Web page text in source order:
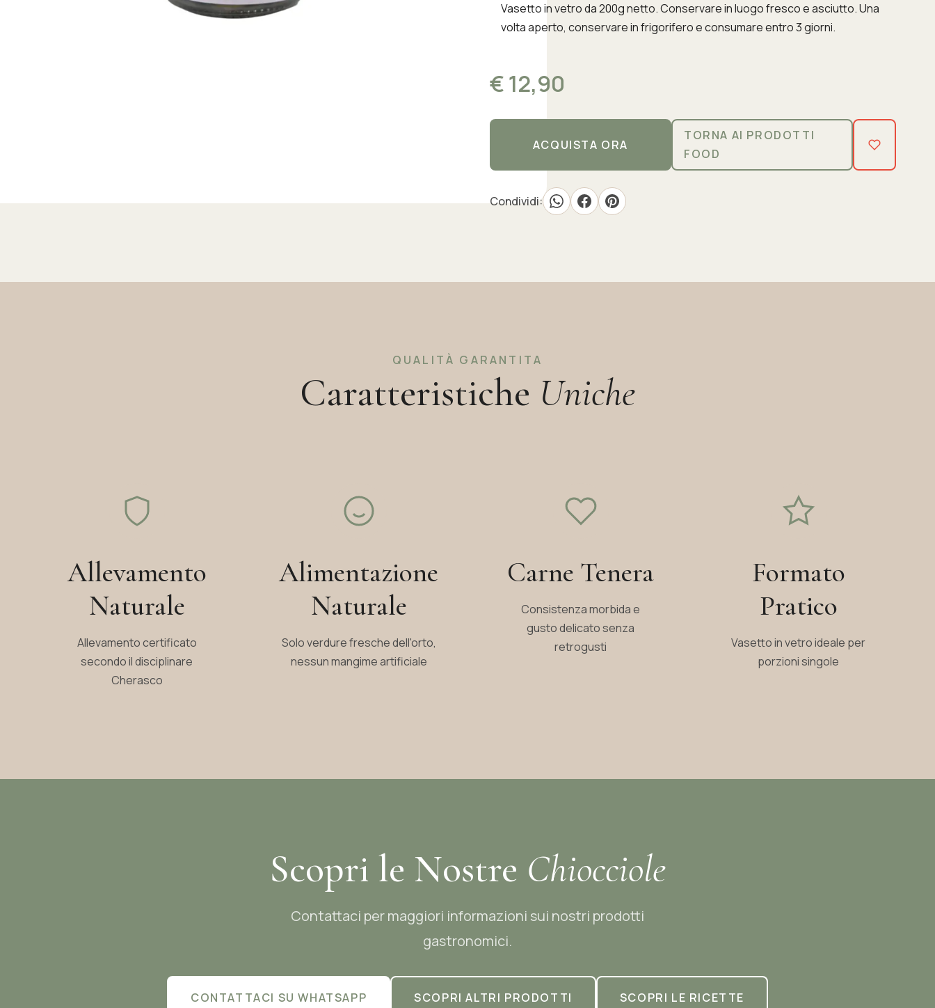
Vasetto in vetro da 200g netto. Conservare in luogo fresco e asciutto. Una
volta aperto, conservare in frigorifero e consumare entro 3 giorni.
€ 12,90
ACQUISTA ORA
TORNA AI PRODOTTI
FOOD
Condividi:
QUALITÀ GARANTITA
Caratteristiche Uniche
Allevamento
Naturale
Allevamento certificato
secondo il disciplinare
Cherasco
Alimentazione
Naturale
Solo verdure fresche dell'orto,
nessun mangime artificiale
Carne Tenera
Consistenza morbida e
gusto delicato senza
retrogusti
Formato
Pratico
Vasetto in vetro ideale per
porzioni singole
Scopri le Nostre Chiocciole
Contattaci per maggiori informazioni sui nostri prodotti
gastronomici.
CONTATTACI SU WHATSAPP SCOPRI ALTRI PRODOTTI SCOPRI LE RICETTE